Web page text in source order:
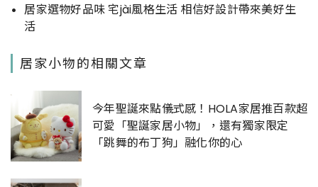
居家選物好品味 宅jài風格生活 相信好設計帶來美好生
活
居家小物的相關文章
今年聖誕來點儀式感！HOLA家居推百款超
可愛「聖誕家居小物」，還有獨家限定
「跳舞的布丁狗」融化你的心